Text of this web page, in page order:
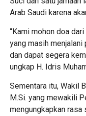
Arab Saudi karena
“Kami mohon doa
yang masih
dan dapat segera
ungkap H. Idris
Sementara itu, Wakil
M.Si. yang mewakili
mengungkapkan rasa